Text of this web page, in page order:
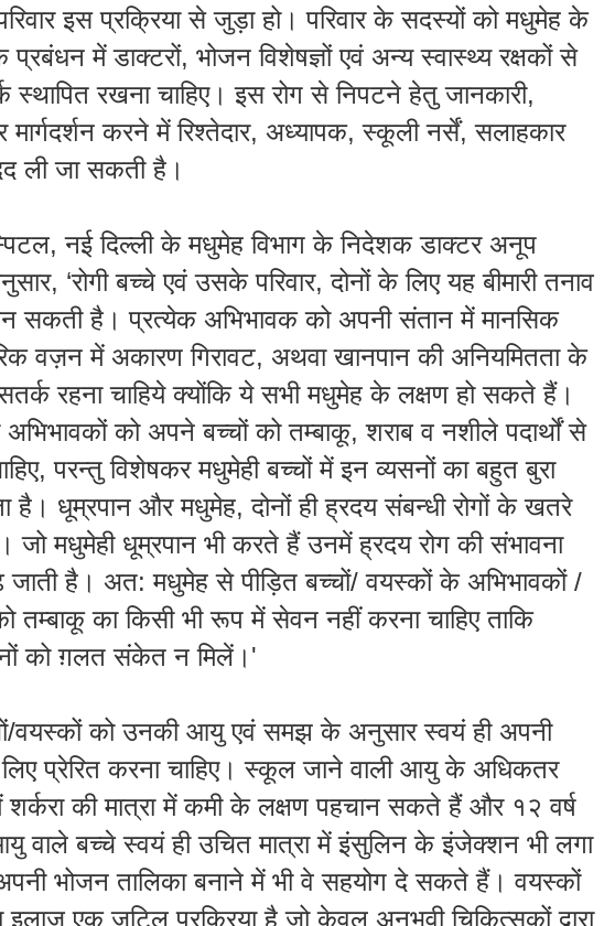
इस प्रक्रिया से जुड़ा हो।परिवार के सदस्यों को मधुमेह के
प्रबंधन में डाक्टरों, भोजन विशेषज्ञों एवं अन्य स्वास्थ्य रक्षकों से
स्थापित रखना चाहिए।इस रोग से निपटने हेतु जानकारी,
मार्गदर्शन करने में रिश्तेदार, अध्यापक,स्कूली नर्सें,सलाहकार
ली जा सकती है ।
,नई दिल्ली के मधुमेह विभाग के निदेशक डाक्टर अनूप
, ‘रोगी बच्चे एवं उसकेपरिवार,दोनों के लिए यह बीमारी तनाव
सकती है ।प्रत्येक अभिभावक को अपनी संतान में मानसिक
वज़न में अकारण गिरावट, अथवा खानपान की अनियमितता के
रहना चाहिये क्योंकि ये सभी मधुमेह के लक्षण हो सकते हैं।
अभिभावकों को अपने बच्चों को तम्बाकू,शराब व नशीले पदार्थों से
,परन्तु विशेषकर मधुमेही बच्चों में इन व्यसनों का बहुत बुरा
है । धूम्रपान और मधुमेह,दोनों ही ह्रदय संबन्धी रोगों के खतरे
जो मधुमेही धूम्रपान भीकरते हैं उनमें ह्रदय रोग की संभावना
जाती है । अत:मधुमेह से पीड़ित बच्चों/वयस्कों के अभिभावकों/
तम्बाकू का किसी भी रूप में सेवन नहीं करना चाहिए ताकि
को ग़लत संकेत न मिलें ।'
/वयस्कों को उनकी आयु एवं समझ के अनुसार स्वयं ही अपनी
लिए प्रेरित करना चाहिए।स्कूल जाने वाली आयु के अधिकतर
शर्करा की मात्रा में कमी के लक्षण पहचान सकते हैं और १२ वर्ष
वाले बच्चे स्वयं ही उचित मात्रा में इंसुलिन के इंजेक्शन भी लगा
भोजन तालिका बनाने में भी वे सहयोग दे सकते हैं।वयस्कों
इलाज एक जटिल प्रक्रिया है जो केवल अनुभवी चिकित्सकों द्वारा